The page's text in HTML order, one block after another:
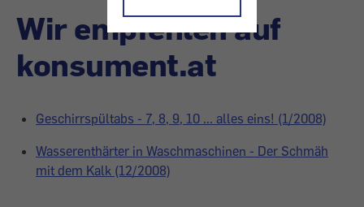
Wir empfehlen auf
konsument.at
Geschirrspültabs - 7, 8, 9, 10 ... alles eins! (1/2008)
Wasserenthärter in Waschmaschinen - Der Schmäh
mit dem Kalk (12/2008)